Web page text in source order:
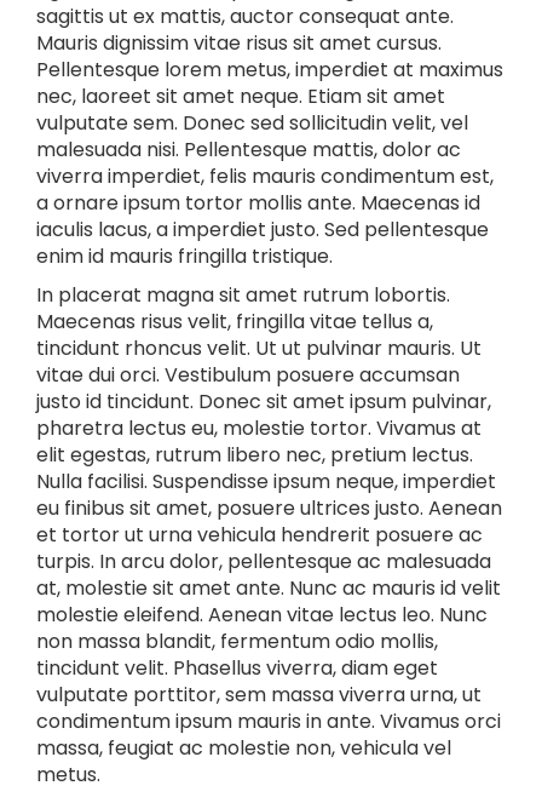
sagittis ut ex mattis, auctor consequat ante.
Mauris dignissim vitae risus sit amet cursus.
Pellentesque lorem metus, imperdiet at maximus
nec, laoreet sit amet neque. Etiam sit amet
vulputate sem. Donec sed sollicitudin velit, vel
malesuada nisi. Pellentesque mattis, dolor ac
viverra imperdiet, felis mauris condimentum est,
a ornare ipsum tortor mollis ante. Maecenas id
iaculis lacus, a imperdiet justo. Sed pellentesque
enim id mauris fringilla tristique.
In placerat magna sit amet rutrum lobortis.
Maecenas risus velit, fringilla vitae tellus a,
tincidunt rhoncus velit. Ut ut pulvinar mauris. Ut
vitae dui orci. Vestibulum posuere accumsan
justo id tincidunt. Donec sit amet ipsum pulvinar,
pharetra lectus eu, molestie tortor. Vivamus at
elit egestas, rutrum libero nec, pretium lectus.
Nulla facilisi. Suspendisse ipsum neque, imperdiet
eu finibus sit amet, posuere ultrices justo. Aenean
et tortor ut urna vehicula hendrerit posuere ac
turpis. In arcu dolor, pellentesque ac malesuada
at, molestie sit amet ante. Nunc ac mauris id velit
molestie eleifend. Aenean vitae lectus leo. Nunc
non massa blandit, fermentum odio mollis,
tincidunt velit. Phasellus viverra, diam eget
vulputate porttitor, sem massa viverra urna, ut
condimentum ipsum mauris in ante. Vivamus orci
massa, feugiat ac molestie non, vehicula vel
metus.